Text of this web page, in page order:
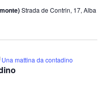
Strada de Contrin, 17, Alba
Una mattina da contadino